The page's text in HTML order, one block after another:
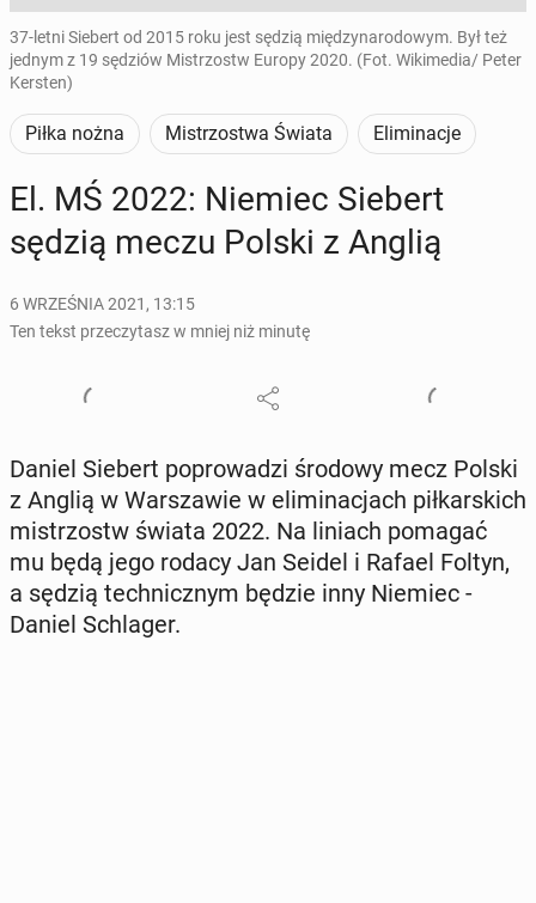
37-letni Siebert od 2015 roku jest sędzią międzynarodowym. Był też
jednym z 19 sędziów Mistrzostw Europy 2020. (Fot. Wikimedia/ Peter
Kersten)
Piłka nożna Mistrzostwa Świata Eliminacje
El. MŚ 2022: Niemiec Siebert
sędzią meczu Polski z Anglią
6 WRZEŚNIA 2021, 13:15
Ten tekst przeczytasz w mniej niż minutę
Daniel Siebert po­pro­wa­dzi środowy mecz Polski
z Anglią w War­sza­wie w eli­mi­na­cjach pił­kar­skich
mi­strzostw świata 2022. Na liniach pomagać
mu będą jego rodacy Jan Seidel i Rafael Foltyn,
a sędzią tech­nicz­nym będzie inny Niemiec -
Daniel Schla­ger.